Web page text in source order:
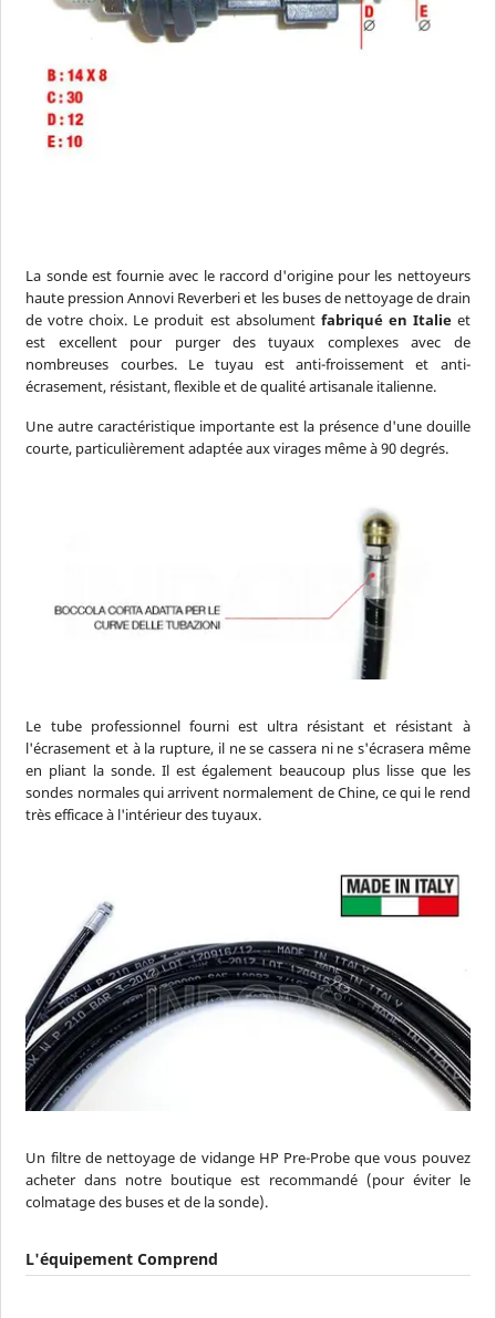
La sonde est fournie avec le raccord d'origine pour les nettoyeurs
haute pression Annovi Reverberi et les buses de nettoyage de drain
de votre choix. Le produit est absolument fabriqué en Italieet
est excellent pour purger des tuyaux complexes avec de
nombreuses courbes. Le tuyau est anti-froissement et anti-
écrasement, résistant, flexible et de qualité artisanale italienne.
Une autre caractéristique importante est la présence d'une douille
courte, particulièrement adaptée aux virages même à 90 degrés.
Le tube professionnel fourni est ultra résistant et résistant à
l'écrasement et à la rupture, il ne se cassera ni ne s'écrasera même
en pliant la sonde. Il est également beaucoup plus lisse que les
sondes normales qui arrivent normalement de Chine, ce qui le rend
très efficace à l'intérieur des tuyaux.
Un filtre de nettoyage de vidange HP Pre-Probe que vous pouvez
acheter dans notre boutique est recommandé (pour éviter le
colmatage des buses et de la sonde).
L'équipement Comprend